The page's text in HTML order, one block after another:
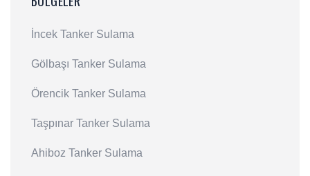
İncek Tanker Sulama
Gölbaşı Tanker Sulama
Örencik Tanker Sulama
Taşpınar Tanker Sulama
Ahiboz Tanker Sulama